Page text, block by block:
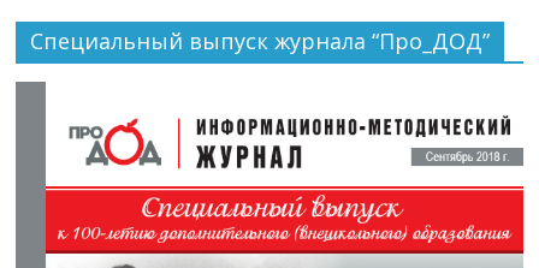
Специальный выпуск журнала “Про_ДОД”